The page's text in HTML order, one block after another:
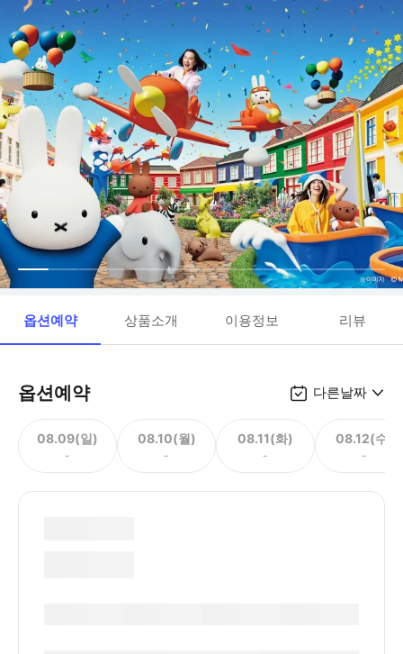
옵션예약 상품소개 이용정보 리뷰
옵션예약 다른날짜
08.09(일)
-
08.10(월)
-
08.11(화)
-
08.12(수)
-